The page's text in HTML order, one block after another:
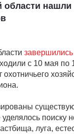
области
завершились
с 10 мая
поиску
луга,